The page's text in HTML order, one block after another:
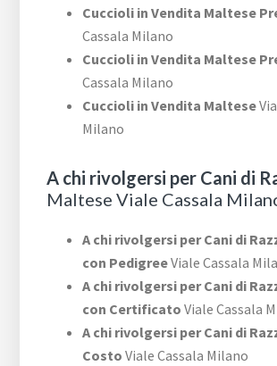
Cuccioli in Vendita Maltese
Cassala Milano
Cuccioli in Vendita Maltese
Cassala Milano
Cuccioli in Vendita Maltese
Milano
A chi rivolgersi per Cani di
Maltese Viale Cassala
A chi rivolgersi per Cani di
con PedigreeViale Cassala
A chi rivolgersi per Cani di
con Certificato Viale Cassala
A chi rivolgersi per Cani di
Costo Viale Cassala Milano